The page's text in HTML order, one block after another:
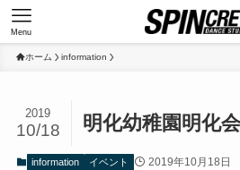
Menu
ホーム information
明化幼稚園明化
2019
10/18
information イベント 2019年10月18日